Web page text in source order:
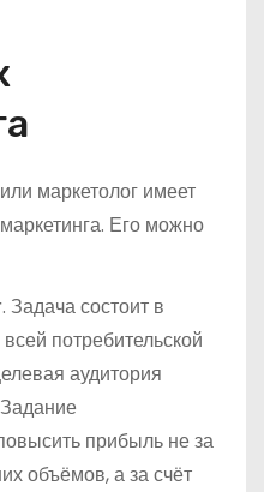
маркетолог имеет
Его можно
. Задача состоит в
потребительской
аудитория
прибыль не за
объёмов, а за счёт